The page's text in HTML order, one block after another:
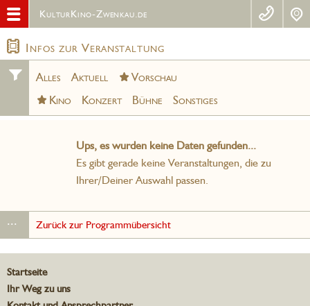
KulturKino-Zwenkau.de
Infos zur Veranstaltung
Alles Aktuell
Vorschau
Kino
Konzert Bühne Sonstiges
Ups, es wurden keine Daten gefunden...
Es gibt gerade keine Veranstaltungen, die zu
Ihrer/Deiner Auswahl passen.
... Zurück zur Programmübersicht
Startseite
Ihr Weg zu uns